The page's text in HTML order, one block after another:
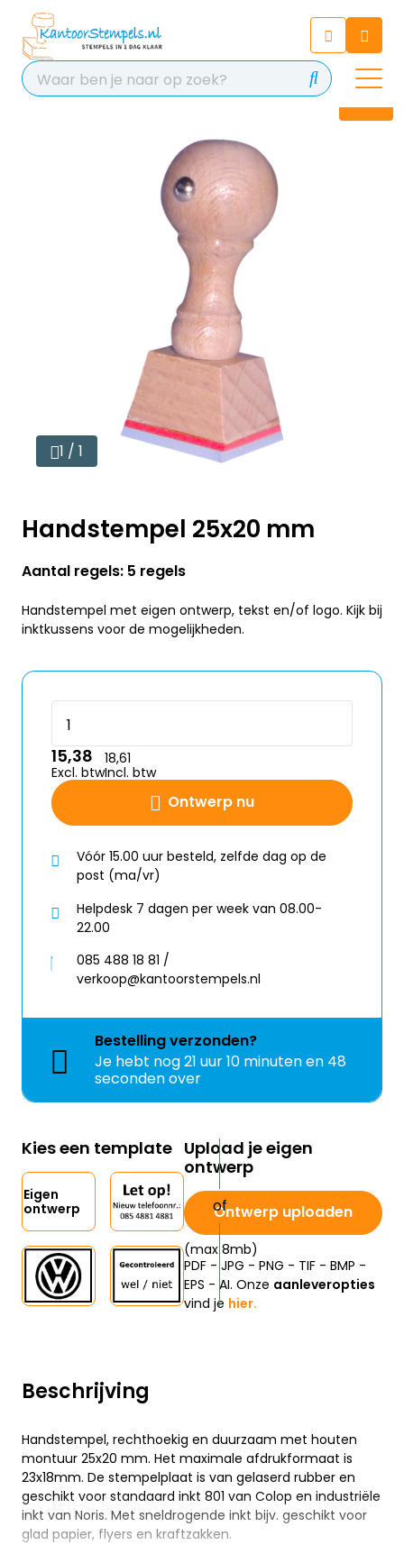
Chat 24/7 met onze chatbot
voor hulp
Contact
Beschrijving
Handstempel, rechthoekig en duurzaam met houten
montuur 25x20 mm. Het maximale afdrukformaat is
23x18mm. De stempelplaat is van gelaserd rubber en
geschikt voor standaard inkt 801 van Colop en industriële
inkt van Noris. Met sneldrogende inkt bijv. geschikt voor
glad papier, flyers en kraftzakken.
1 / 1
Handstempel 25x20 mm
Aantal regels: 5 regels
Handstempel met eigen ontwerp, tekst en/of logo. Kijk bij
inktkussens voor de mogelijkheden.
Ontwerp nu
15,38
Excl. btw
18,61
Incl. btw
Vóór 15.00 uur besteld, zelfde dag op de
post (ma/vr)
Helpdesk 7 dagen per week van 08.00-
22.00
085 488 18 81 /
verkoop@kantoorstempels.nl
Bestellingverzonden?
Je hebt nog21 uur 10 minuten en 48
seconden over
Kies een template
Eigen
ontwerp
Upload je eigen
ontwerp
Ontwerp uploaden
(max 8mb)
PDF - JPG - PNG - TIF - BMP -
EPS - AI. Onze aanleveropties
vind je hier.